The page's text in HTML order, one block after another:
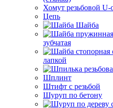
Хомут резьбовой
Цепь
Шайба
зубчатая
лапкой
Шплинт
Штифт с резьбой
Шуруп по бетону